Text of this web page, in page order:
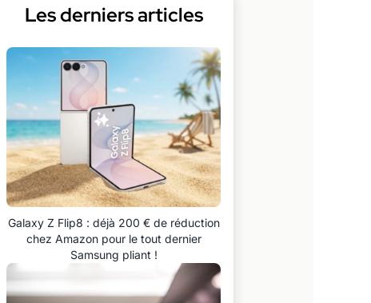
Les derniers articles
Galaxy Z Flip8 : déjà 200 € de réduction
chez Amazon pour le tout dernier
Samsung pliant !